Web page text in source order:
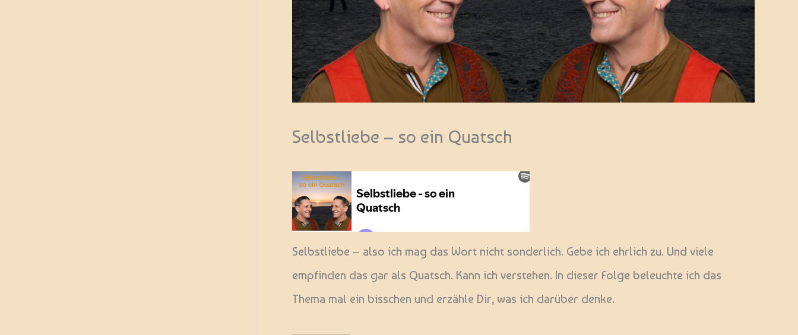
Selbstliebe – so ein Quatsch
Selbstliebe – also ich mag das Wort nicht sonderlich. Gebe ich ehrlich zu. Und viele
empfinden das gar als Quatsch. Kann ich verstehen. In dieser Folge beleuchte ich das
Thema mal ein bisschen und erzähle Dir, was ich darüber denke.